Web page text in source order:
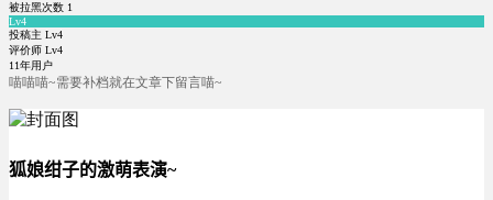
被拉黑次数 1
Lv4
投稿主 Lv4
评价师 Lv4
11年用户
喵喵喵~需要补档就在文章下留言喵~
狐娘绀子的激萌表演~